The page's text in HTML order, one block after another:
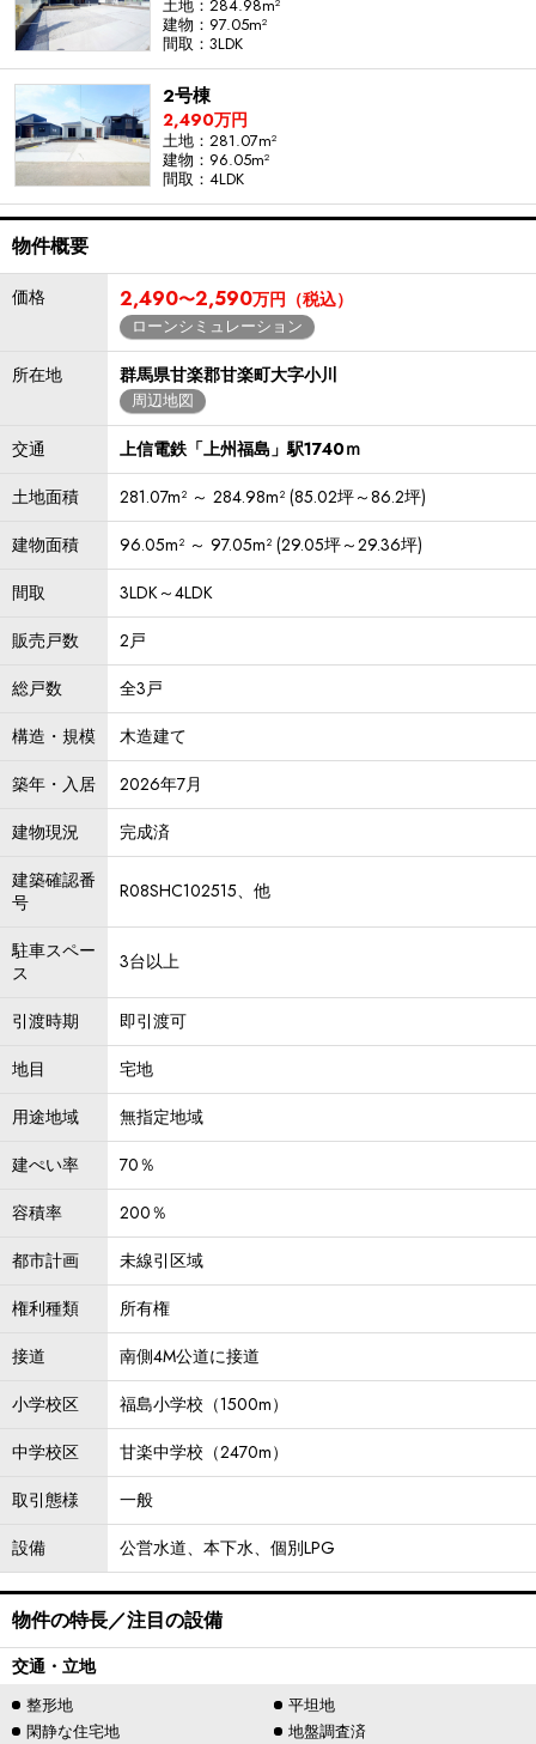
土地：284.98m²
建物：97.05m²
間取：3LDK
2号棟
2,490万円
土地：281.07m²
建物：96.05m²
間取：4LDK
物件概要
価格 2,490〜2,590万円（税込）
ローンシミュレーション
所在地 群馬県甘楽郡甘楽町大字小川
周辺地図
交通
上信電鉄「上州福島」駅1740ｍ
土地面積
281.07m² ～ 284.98m² (85.02坪～86.2坪)
建物面積
96.05m² ～ 97.05m² (29.05坪～29.36坪)
間取
3LDK～4LDK
販売戸数
2戸
総戸数
全3戸
構造・規模
木造建て
築年・入居
2026年7月
建物現況
完成済
建築確認番
号
R08SHC102515、他
駐車スペー
ス
3台以上
引渡時期
即引渡可
地目
宅地
用途地域
無指定地域
建ぺい率
70％
容積率
200％
都市計画
未線引区域
権利種類
所有権
接道
南側4M公道に接道
小学校区
福島小学校（1500m）
中学校区
甘楽中学校（2470m）
取引態様
一般
設備
公営水道、本下水、個別LPG
物件の特長／注目の設備
交通・立地
整形地
平坦地
閑静な住宅地
地盤調査済